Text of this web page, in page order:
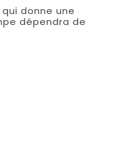
donne une
dépendra de